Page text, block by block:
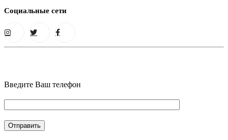
Социальные сети
Введите Ваш телефон